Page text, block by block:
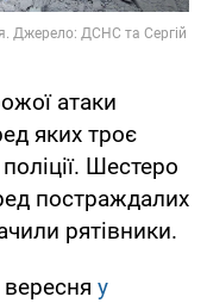
атаки
яких троє
Шестеро
постраждалих
рятівники.
у